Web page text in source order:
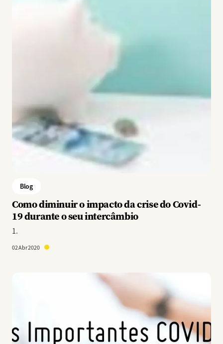
Blog
Como diminuir o impacto da crise do Covid-
19 durante o seu intercâmbio
1.
02 Abr 2020